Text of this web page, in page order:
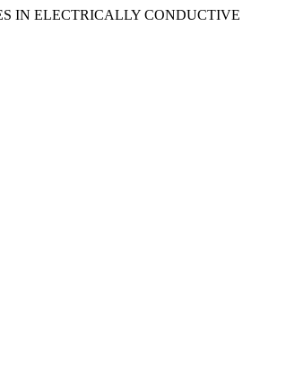
ELECTRICALLY CONDUCTIVE